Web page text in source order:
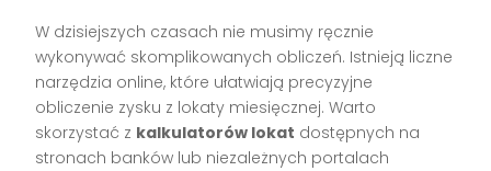
W dzisiejszych czasach nie musimy ręcznie
wykonywać skomplikowanych obliczeń. Istnieją liczne
narzędzia online, które ułatwiają precyzyjne
obliczenie zysku z lokaty miesięcznej. Warto
skorzystać z kalkulatorów lokat dostępnych na
stronach banków lub niezależnych portalach